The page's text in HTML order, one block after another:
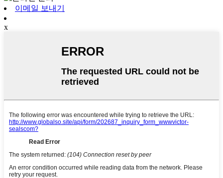
이메일 보내기
x